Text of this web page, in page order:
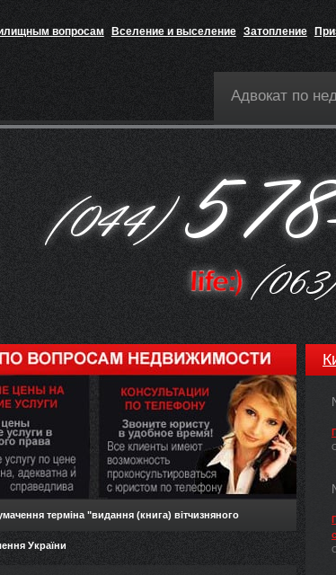
вопросам Вселение и выселение Затопление
Адвокат по
терміна "видання (книга) вітчизняного
України